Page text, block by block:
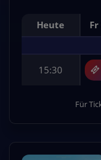
Heute Fr
15:30
Für